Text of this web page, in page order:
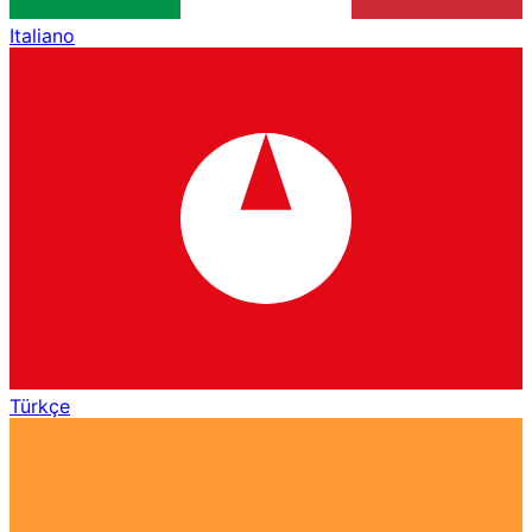
Italiano
Türkçe